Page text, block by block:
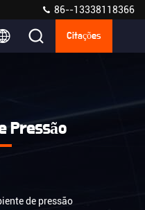
86--13338118366
Citações
Pressão
de pressão